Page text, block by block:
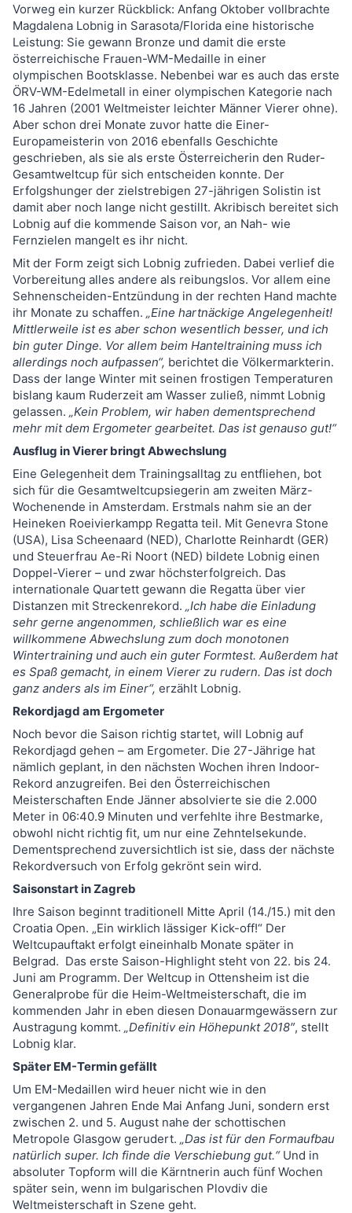
Vorweg ein kurzer Rückblick: Anfang Oktober vollbrachte
Magdalena Lobnig in Sarasota/Florida eine historische
Leistung: Sie gewann Bronze und damit die erste
österreichische Frauen-WM-Medaille in einer
olympischen Bootsklasse. Nebenbei war es auch das erste
ÖRV-WM-Edelmetall in einer olympischen Kategorie nach
16 Jahren (2001 Weltmeister leichter Männer Vierer ohne).
Aber schon drei Monate zuvor hatte die Einer-
Europameisterin von 2016 ebenfalls Geschichte
geschrieben, als sie als erste Österreicherin den Ruder-
Gesamtweltcup für sich entscheiden konnte. Der
Erfolgshunger der zielstrebigen 27-jährigen Solistin ist
damit aber noch lange nicht gestillt. Akribisch bereitet sich
Lobnig auf die kommende Saison vor, an Nah- wie
Fernzielen mangelt es ihr nicht.
Mit der Form zeigt sich Lobnig zufrieden. Dabei verlief die
Vorbereitung alles andere als reibungslos. Vor allem eine
Sehnenscheiden-Entzündung in der rechten Hand machte
ihr Monate zu schaffen. „Eine hartnäckige Angelegenheit!
Mittlerweile ist es aber schon wesentlich besser, und ich
bin guter Dinge. Vor allem beim Hanteltraining muss ich
allerdings noch aufpassen“, berichtet die Völkermarkterin.
Dass der lange Winter mit seinen frostigen Temperaturen
bislang kaum Ruderzeit am Wasser zuließ, nimmt Lobnig
gelassen. „Kein Problem, wir haben dementsprechend
mehr mit dem Ergometer gearbeitet. Das ist genauso gut!“
Ausflug in Vierer bringt Abwechslung
Eine Gelegenheit dem Trainingsalltag zu entfliehen, bot
sich für die Gesamtweltcupsiegerin am zweiten März-
Wochenende in Amsterdam. Erstmals nahm sie an der
Heineken Roeivierkampp Regatta teil. Mit Genevra Stone
(USA), Lisa Scheenaard (NED), Charlotte Reinhardt (GER)
und Steuerfrau Ae-Ri Noort (NED) bildete Lobnig einen
Doppel-Vierer – und zwar höchsterfolgreich. Das
internationale Quartett gewann die Regatta über vier
Distanzen mit Streckenrekord. „Ich habe die Einladung
sehr gerne angenommen, schließlich war es eine
willkommene Abwechslung zum doch monotonen
Wintertraining und auch ein guter Formtest. Außerdem hat
es Spaß gemacht, in einem Vierer zu rudern. Das ist doch
ganz anders als im Einer“, erzählt Lobnig.
Rekordjagd am Ergometer
Noch bevor die Saison richtig startet, will Lobnig auf
Rekordjagd gehen – am Ergometer. Die 27-Jährige hat
nämlich geplant, in den nächsten Wochen ihren Indoor-
Rekord anzugreifen. Bei den Österreichischen
Meisterschaften Ende Jänner absolvierte sie die 2.000
Meter in 06:40.9 Minuten und verfehlte ihre Bestmarke,
obwohl nicht richtig fit, um nur eine Zehntelsekunde.
Dementsprechend zuversichtlich ist sie, dass der nächste
Rekordversuch von Erfolg gekrönt sein wird.
Saisonstart in Zagreb
Ihre Saison beginnt traditionell Mitte April (14./15.) mit den
Croatia Open. „Ein wirklich lässiger Kick-off!“ Der
Weltcupauftakt erfolgt eineinhalb Monate später in
Belgrad. Das erste Saison-Highlight steht von 22. bis 24.
Juni am Programm. Der Weltcup in Ottensheim ist die
Generalprobe für die Heim-Weltmeisterschaft, die im
kommenden Jahr in eben diesen Donauarmgewässern zur
Austragung kommt. „Definitiv ein Höhepunkt 2018″, stellt
Lobnig klar.
Später EM-Termin gefällt
Um EM-Medaillen wird heuer nicht wie in den
vergangenen Jahren Ende Mai Anfang Juni, sondern erst
zwischen 2. und 5. August nahe der schottischen
Metropole Glasgow gerudert. „Das ist für den Formaufbau
natürlich super. Ich finde die Verschiebung gut.“Und in
absoluter Topform will die Kärntnerin auch fünf Wochen
später sein, wenn im bulgarischen Plovdiv die
Weltmeisterschaft in Szene geht.